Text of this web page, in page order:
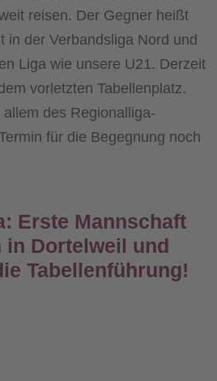
reisen. Der Gegner heißt
in der Verbandsliga Nord und
Liga wie unsere U21. Derzeit
vorletzten Tabellenplatz.
des Regionalliga-
für die Begegnung noch
Erste Mannschaft
in Dortelweil und
Tabellenführung!